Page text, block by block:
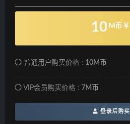
10 M币
普通用户购买价格 : 10M币
VIP会员购买价格 : 7M币
登录后购买